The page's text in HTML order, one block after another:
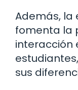
Además, la
fomenta la
interacción
sus